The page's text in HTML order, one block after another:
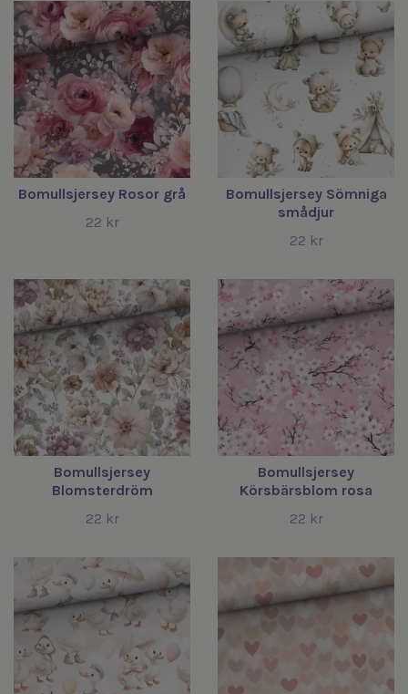
Bomullsjersey Rosor grå
22 kr
Bomullsjersey Sömniga
smådjur
22 kr
Bomullsjersey
Blomsterdröm
22 kr
Bomullsjersey
Körsbärsblom rosa
22 kr